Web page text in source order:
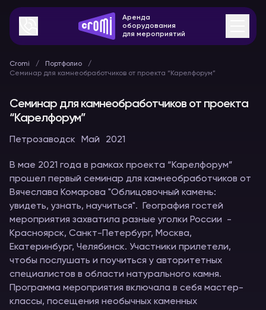
Аренда
оборудования
для мероприятий
Cromi
Портфолио
Семинар для камнеобработчиков от проекта “Карелфорум”
Семинар для камнеобработчиков от проекта
“Карелфорум”
Петрозаводск Май 2021
В мае 2021 года в рамках проекта “Карелфорум”
прошел первый семинар для камнеобработчиков от
Вячеслава Комарова "Облицовочный камень:
увидеть, узнать, научиться". География гостей
мероприятия захватила разные уголки России -
Красноярск, Санкт-Петербург, Москва,
Екатеринбург, Челябинск. Участники прилетели,
чтобы послушать и поучиться у авторитетных
специалистов в области натурального камня.
Программа мероприятия включала в себя мастер-
классы, посещения необычных каменных